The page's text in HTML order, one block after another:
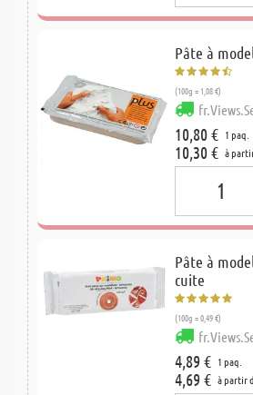
Pâte à
(100g = 1,08 €)
10,80 € 1 paq.
10,30 € à
Pâte à
cuite
(100g = 0,49 €)
4,89 € 1 paq.
4,69 € à partir